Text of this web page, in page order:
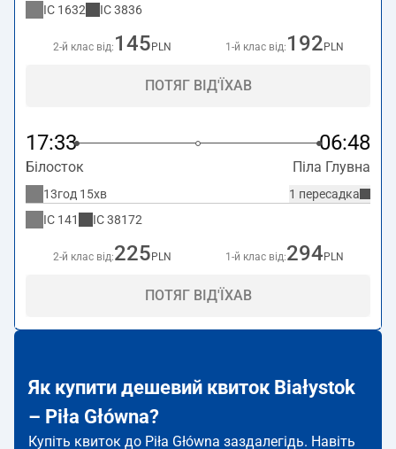
IC 1632 IC3836
2-й клас від: 145 PLN 1-й клас від: 192 PLN
ПОТЯГ ВІД'ЇХАВ
17:33 06:48
Білосток Піла Глувна
1 пересадка
13год 15хв
IC 141 IC38172
2-й клас від:225 PLN 1-й клас від:294 PLN
ПОТЯГ ВІД'ЇХАВ
Як купити дешевий квиток Białystok
– Piła Główna?
Купіть квиток до Piła Główna заздалегідь. Навіть